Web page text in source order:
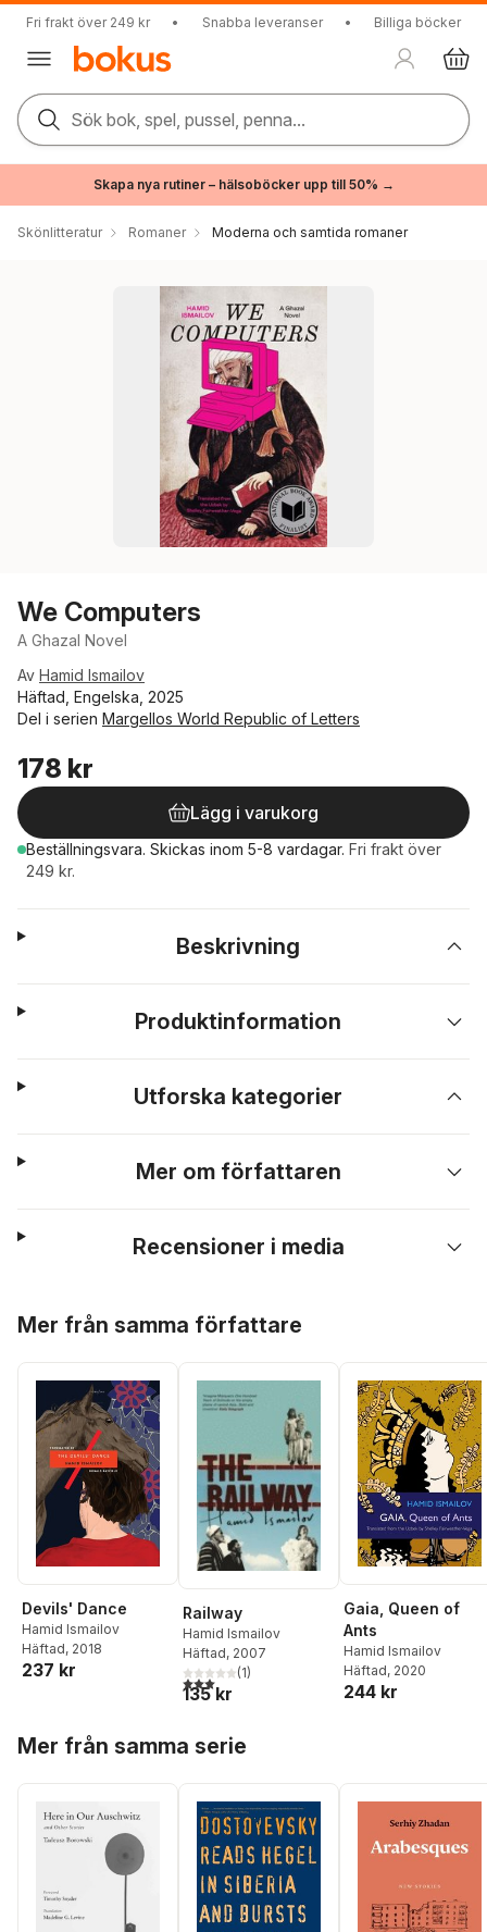
Fri frakt över 249 kr • Snabba leveranser • Billiga böcker
Sök bok, spel, pussel, penna...
Skapa nya rutiner – hälsoböcker upp till 50% →
Skönlitteratur Romaner Moderna och samtida romaner
We Computers
A Ghazal Novel
Av Hamid Ismailov
Häftad, Engelska, 2025
Del i serien Margellos World Republic of Letters
178 kr
Lägg i varukorg
Beställningsvara. Skickas inom 5-8 vardagar. Fri frakt över
249 kr.
Beskrivning
Produktinformation
Utforska kategorier
Mer om författaren
Recensioner i media
Mer från samma författare
Devils' Dance
Hamid Ismailov
Häftad, 2018
237 kr
Railway
Hamid Ismailov
Häftad, 2007
3,0utav 5 stjärnor. Totalt antal röster:
(1)
135 kr
Gaia, Queen of
Ants
Hamid Ismailov
Häftad, 2020
244 kr
Mer från samma serie